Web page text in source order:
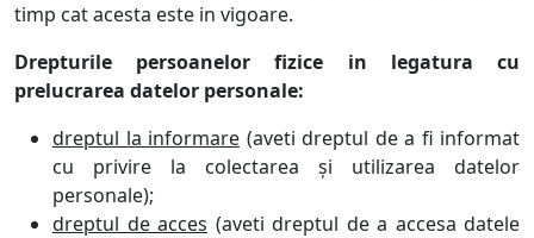
timp cat acesta este in vigoare.
Drepturile persoanelor fizice in legatura cu
prelucrarea datelor personale:
dreptul la informare (aveti dreptul de a fi informat
cu privire la colectarea și utilizarea datelor
personale);
dreptul de acces (aveti dreptul de a accesa datele